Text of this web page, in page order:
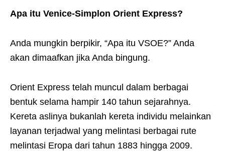
Apa itu Venice-Simplon Orient Express?
Anda mungkin berpikir, “Apa itu VSOE?” Anda
akan dimaafkan jika Anda bingung.
Orient Express telah muncul dalam berbagai
bentuk selama hampir 140 tahun sejarahnya.
Kereta aslinya bukanlah kereta individu melainkan
layanan terjadwal yang melintasi berbagai rute
melintasi Eropa dari tahun 1883 hingga 2009.